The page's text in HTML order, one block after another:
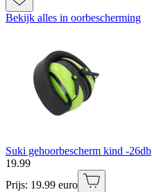
Bekijk alles in oorbescherming
Suki gehoorbescherm kind -26db
19.99
Prijs: 19.99 euro